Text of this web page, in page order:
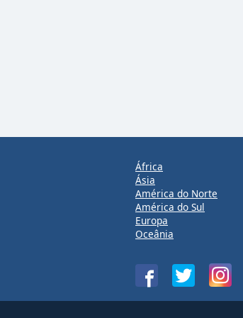
África
Ásia
América do Norte
América do Sul
Europa
Oceânia